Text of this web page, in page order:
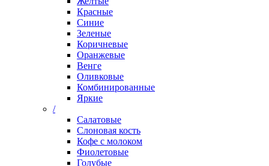
Красные
Синие
Зеленые
Коричневые
Оранжевые
Венге
Оливковые
Комбинированные
Яркие
/
Салатовые
Слоновая кость
Кофе с молоком
Фиолетовые
Голубые